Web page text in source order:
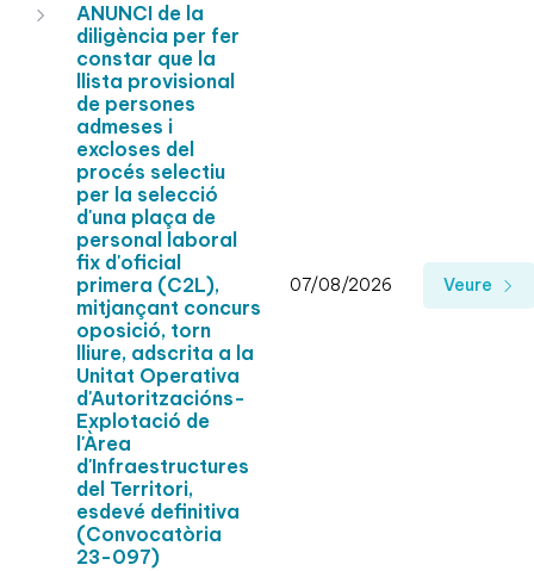
ANUNCI de la
diligència per fer
constar que la
llista provisional
de persones
admeses i
excloses del
procés selectiu
per la selecció
d'una plaça de
personal laboral
fix d'oficial
primera (C2L),
mitjançant concurs
oposició, torn
lliure, adscrita a la
Unitat Operativa
d'Autoritzacións-
Explotació de
l'Àrea
d'Infraestructures
del Territori,
esdevé definitiva
(Convocatòria
23-097)
07/08/2026 Veure